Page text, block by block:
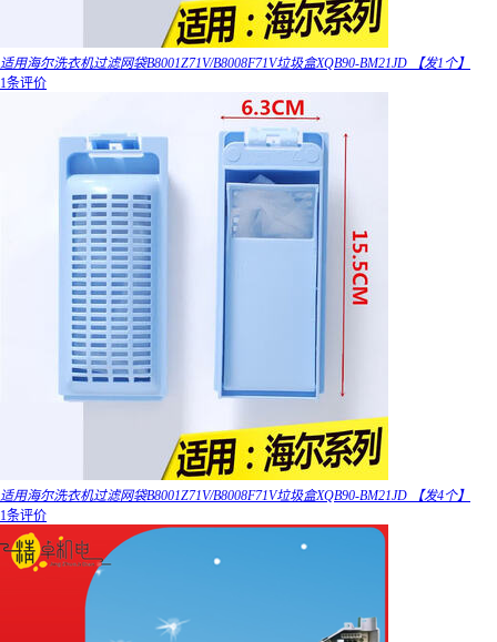
适用海尔洗衣机过滤网袋B8001Z71V/B8008F71V垃圾盒XQB90-BM21JD 【发1个】
1条评价
适用海尔洗衣机过滤网袋B8001Z71V/B8008F71V垃圾盒XQB90-BM21JD 【发4个】
1条评价